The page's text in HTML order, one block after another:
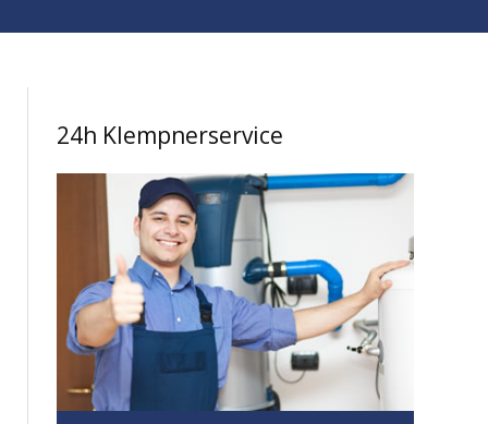
24h Klempnerservice